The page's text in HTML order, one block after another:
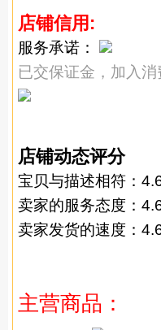
店铺信用:
服务承诺：
已交保证金，加入
店铺动态评分
宝贝与描述相符：
卖家的服务态度：
卖家发货的速度：
主营商品：